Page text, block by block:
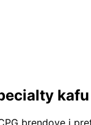
kafu
brendove i